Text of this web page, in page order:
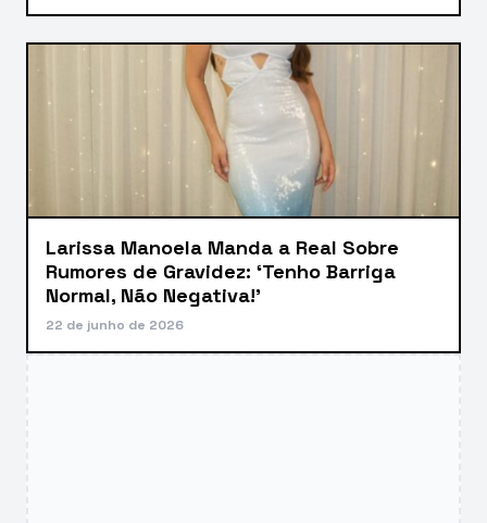
Larissa Manoela Manda a Real Sobre
Rumores de Gravidez: ‘Tenho Barriga
Normal, Não Negativa!’
22 de junho de 2026